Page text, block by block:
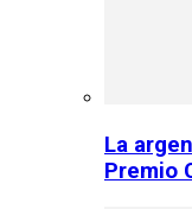
La
Premio